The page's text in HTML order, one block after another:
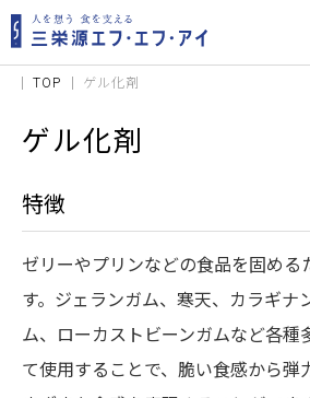
TOP ゲル化剤
ゲル化剤
特徴
ゼリーやプリンなどの食品を固める
す。ジェランガム、寒天、カラギナ
ム、ローカストビーンガムなど各種
て使用することで、脆い食感から弾